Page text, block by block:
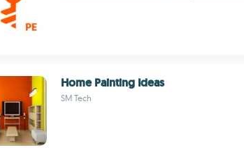
Home Painting Ideas
SM Tech